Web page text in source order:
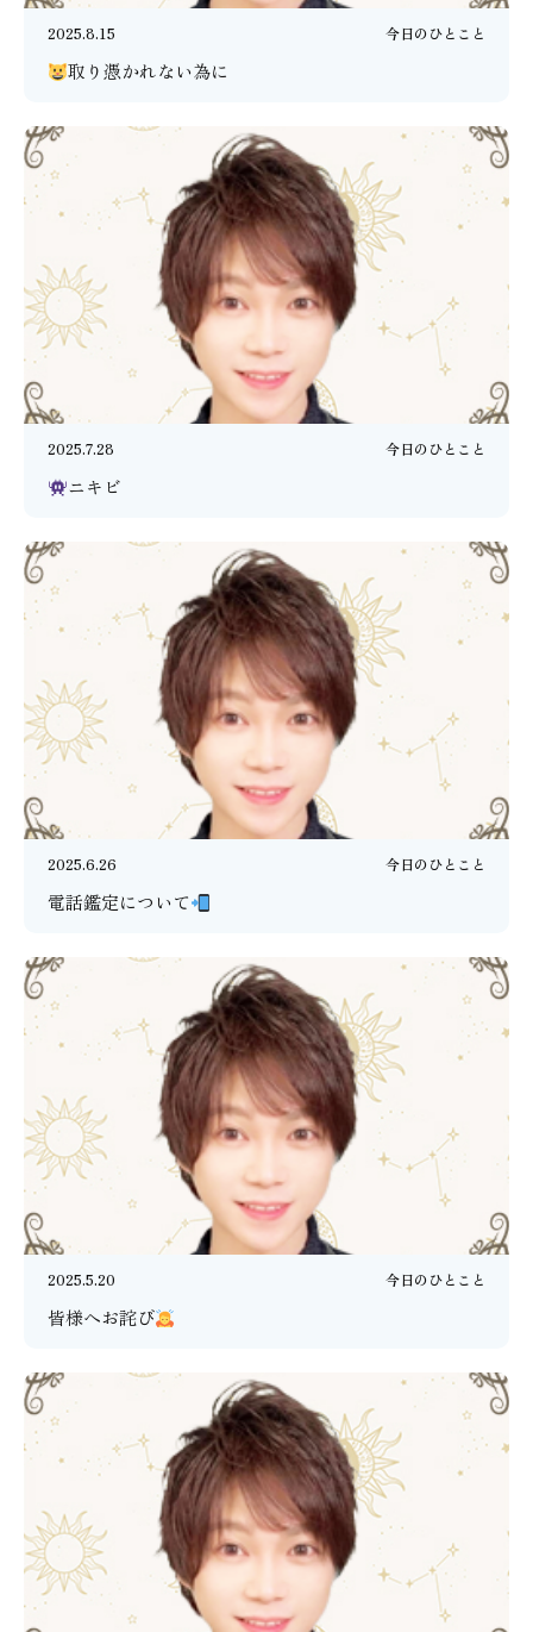
2025.8.15 今日のひとこと
取り憑かれない為に
2025.7.28 今日のひとこと
ニキビ
2025.6.26 今日のひとこと
電話鑑定について
2025.5.20 今日のひとこと
皆様へお詫び